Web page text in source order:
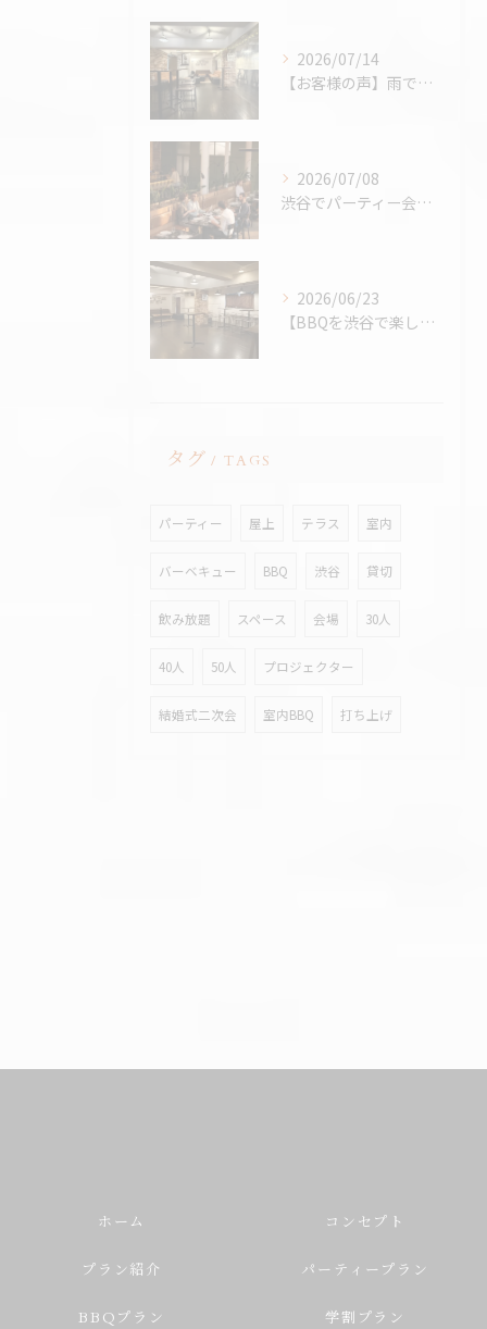
2026/07/14
【お客様の声】雨でも最高のBBQに。「外より楽しかった！」と嬉しいお声をいただきました
2026/07/08
渋谷でパーティー会場を探すコツ完全版｜パーティープランナー歴24年の筆者が解説
2026/06/23
【BBQを渋谷で楽しむなら、熱中症対策万全の室内BBQ！貸切...
タグ TAGS
パーティー 屋上 テラス 室内
バーベキュー BBQ 渋谷 貸切
飲み放題 スペース 会場 30人
40人 50人 プロジェクター
結婚式二次会 室内BBQ 打ち上げ
ホーム コンセプト
プラン紹介 パーティープラン
BBQプラン 学割プラン